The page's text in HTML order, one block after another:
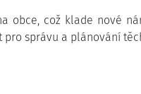
obce, což klade nové
správu a plánování